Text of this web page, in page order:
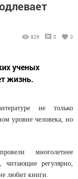
926 0 0
ученых
жизнь.
не только
уровне человека, но
многолетнее
читающие регулярно,
любит книги.